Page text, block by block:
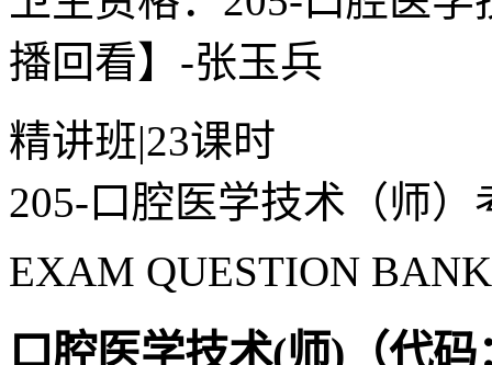
播回看】-张玉兵
精讲班|23课时
205-口腔医学技术（师）
EXAM QUESTION BANK
口腔医学技术(师)（代码